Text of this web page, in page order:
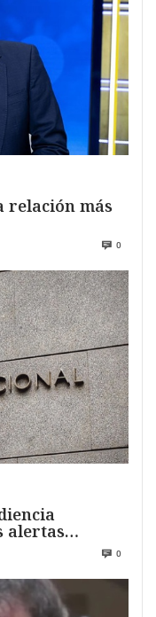
relación más
0
alertas
0